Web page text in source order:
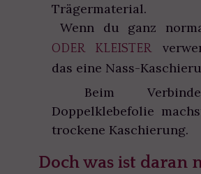
Trägermaterial.
Wenn du ganz
ODER KLEISTER
das eine Nass-
Beim
Doppelklebefolie
trockene Kaschierung.
Doch was ist daran